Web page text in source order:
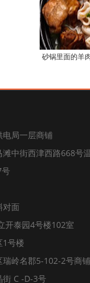
砂锅里面的羊
电局一层商铺
滩中街西津西路668号
号
对面
开泰园4号楼102室
1号楼
瑞岭名郡5-102-2号商铺
街 C -D-3号